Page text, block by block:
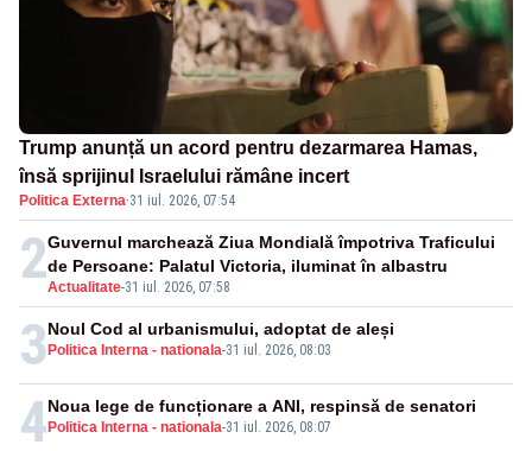
Trump anunță un acord pentru dezarmarea Hamas,
însă sprijinul Israelului rămâne incert
Politica Externa·31 iul. 2026, 07:54
2Actualitate-31 iul. 2026, 07:58
Guvernul marchează Ziua Mondială împotriva Traficului
de Persoane: Palatul Victoria, iluminat în albastru
3Politica Interna - nationala-31 iul. 2026, 08:03
Noul Cod al urbanismului, adoptat de aleși
4Politica Interna - nationala-31 iul. 2026, 08:07
Noua lege de funcționare a ANI, respinsă de senatori